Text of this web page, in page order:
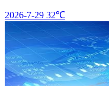
2026-7-29 32℃